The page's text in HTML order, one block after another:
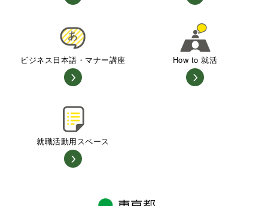
ビジネス日本語・マナー講座 How to 就活
就職活動用スペース